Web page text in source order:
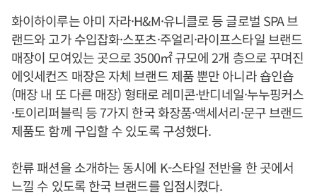
화이하이루는 아미 자라·H&M·유니클로 등 글로벌 SPA 브
랜드와 고가 수입잡화·스포츠·주얼리·라이프스타일 브랜드
매장이 모여있는 곳으로 3500㎡ 규모에 2개 층으로 꾸며진
에잇세컨즈 매장은 자체 브랜드 제품 뿐만 아니라 숍인숍
(매장 내 또 다른 매장) 형태로 레미콘·반디네일·누누핑커스
·토이리퍼블릭 등 7가지 한국 화장품·액세서리·문구 브랜드
제품도 함께 구입할 수 있도록 구성했다.
한류 패션을 소개하는 동시에 K-스타일 전반을 한 곳에서
느낄 수 있도록 한국 브랜드를 입점시켰다.